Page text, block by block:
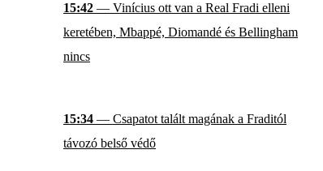
15:42 — Vinícius ott van a Real Fradi elleni
keretében, Mbappé, Diomandé és Bellingham
nincs
15:34 — Csapatot talált magának a Fraditól
távozó belső védő